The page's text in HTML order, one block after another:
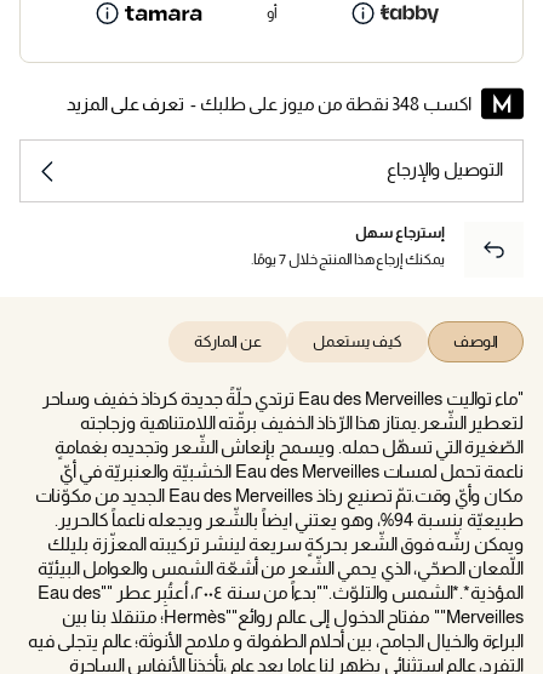
أو
اكسب 348 نقطة من ميوز على طلبك - تعرف على المزيد
التوصيل والإرجاع
إسترجاع سهل
يمكنك إرجاع هذا المنتج خلال 7 يومًا.
الوصف كيف يستعمل عن الماركة
"ماء تواليت Eau des Merveilles ترتدي حلّةً جديدة كرذاذ خفيف وساحر
لتعطير الشّعر.يمتاز هذا الرّذاذ الخفيف برقّته اللامتناهية وزجاجته
الصّغيرة التي تسهّل حمله. ويسمح بإنعاش الشّعر وتجديده بغمامةٍ
ناعمة تحمل لمسات Eau des Merveilles الخشبيّة والعنبريّة في أيّ
مكان وأيّ وقت.تمّ تصنيع رذاذ Eau des Merveilles الجديد من مكوّنات
طبيعيّة بنسبة 94%، وهو يعتني ايضاً بالشّعر ويجعله ناعماً كالحرير.
ويمكن رشّه فوق الشّعر بحركةٍ سريعة لينشر تركيبته المعزّزة بليلك
اللّمعان الصحّي، الذي يحمي الشّعر من أشعّة الشمس والعوامل البيئيّة
المؤذية*.*الشمس والتلوّث.""بدءاً من سنة ٢٠٠٤، اُعتُبِر عطر ""Eau des
Merveilles"" مفتاح الدخول إلى عالم روائع""Hermès؛ متنقلا بنا بين
البراءة والخيال الجامح، بين أحلام الطفولة و ملامح الأنوثة؛ عالم يتجلى فيه
التفرد، عالم استثنائي يظهر لنا عاما بعد عام ،تأخذنا الأنفاس الساحرة